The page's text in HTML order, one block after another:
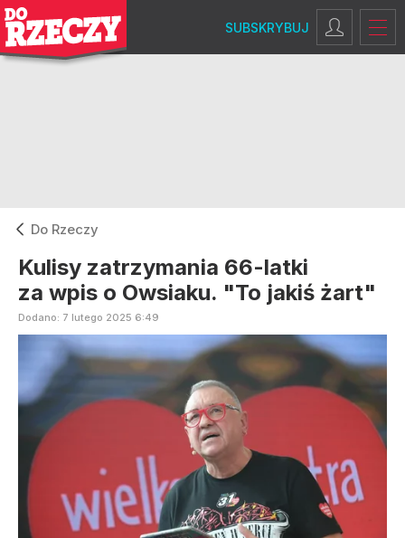
SUBSKRYBUJ
Do Rzeczy
Kulisy zatrzymania 66-latki
za wpis o Owsiaku. "To jakiś żart"
Dodano: 7 lutego 2025 6:49